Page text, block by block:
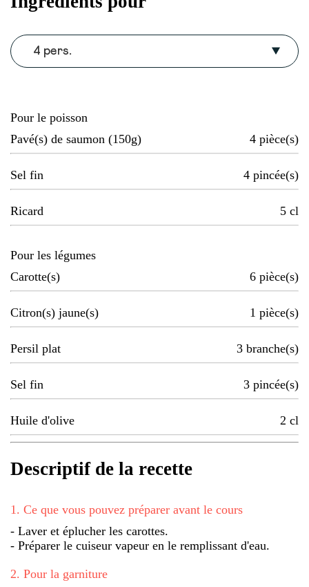
4 pers.
Pour le poisson
Pavé(s) de saumon (150g)
4 pièce(s)
Sel fin 4 pincée(s)
Ricard 5 cl
Pour les légumes
Carotte(s)
6 pièce(s)
Citron(s) jaune(s) 1 pièce(s)
Persil plat 3 branche(s)
Sel fin 3 pincée(s)
Huile d'olive 2 cl
Descriptif de la recette
1 . Ce que vous pouvez préparer avant le cours
- Laver et éplucher les carottes.
- Préparer le cuiseur vapeur en le remplissant d'eau.
2. Pour la garniture